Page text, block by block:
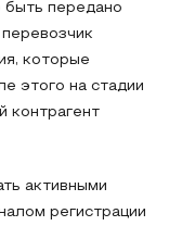
передано
которые
этого на стадии
контрагент
активными
регистрации